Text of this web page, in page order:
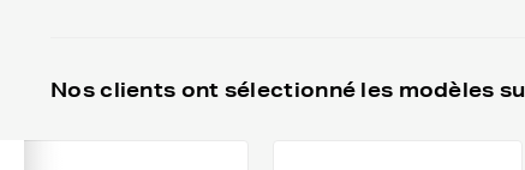
Nos clients ont sélectionné les modèles